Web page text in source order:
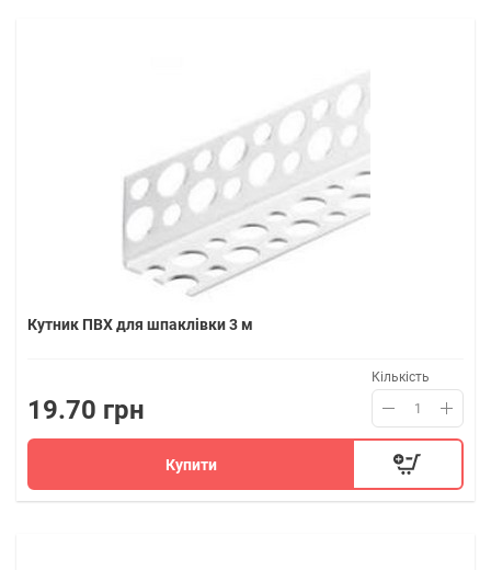
Кутник ПВХ для шпаклівки 3 м
19.70 грн
Кількість
Купити